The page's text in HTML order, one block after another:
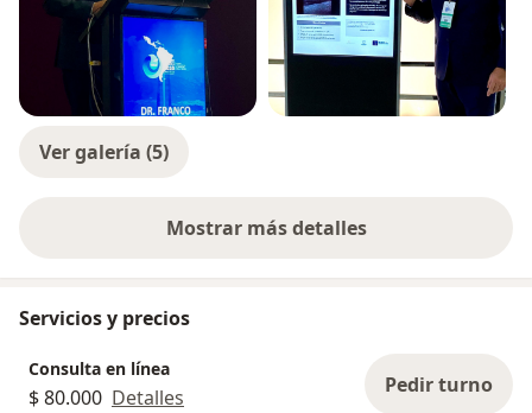
Ver galería (5)
Mostrar más detalles
sobre la experiencia
Servicios y precios
Consulta en línea
$ 80.000 Detalles Pedir turno